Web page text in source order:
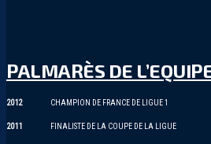
PALMARÈS DE
2012 CHAMPION DE FRANCE DE LIGUE 1
2011 FINALISTE DE LA COUPE DE LA LIGUE